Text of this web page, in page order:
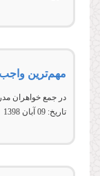
مهم‌ترین
در جمع خواهران
تاریخ: 09 آبان 1398